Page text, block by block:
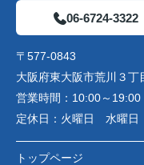
06-6724-3322
〒577-0843
大阪府東大阪市荒川３丁
営業時間： 10:00～19:00
定休日： 火曜日 水曜日
トップページ